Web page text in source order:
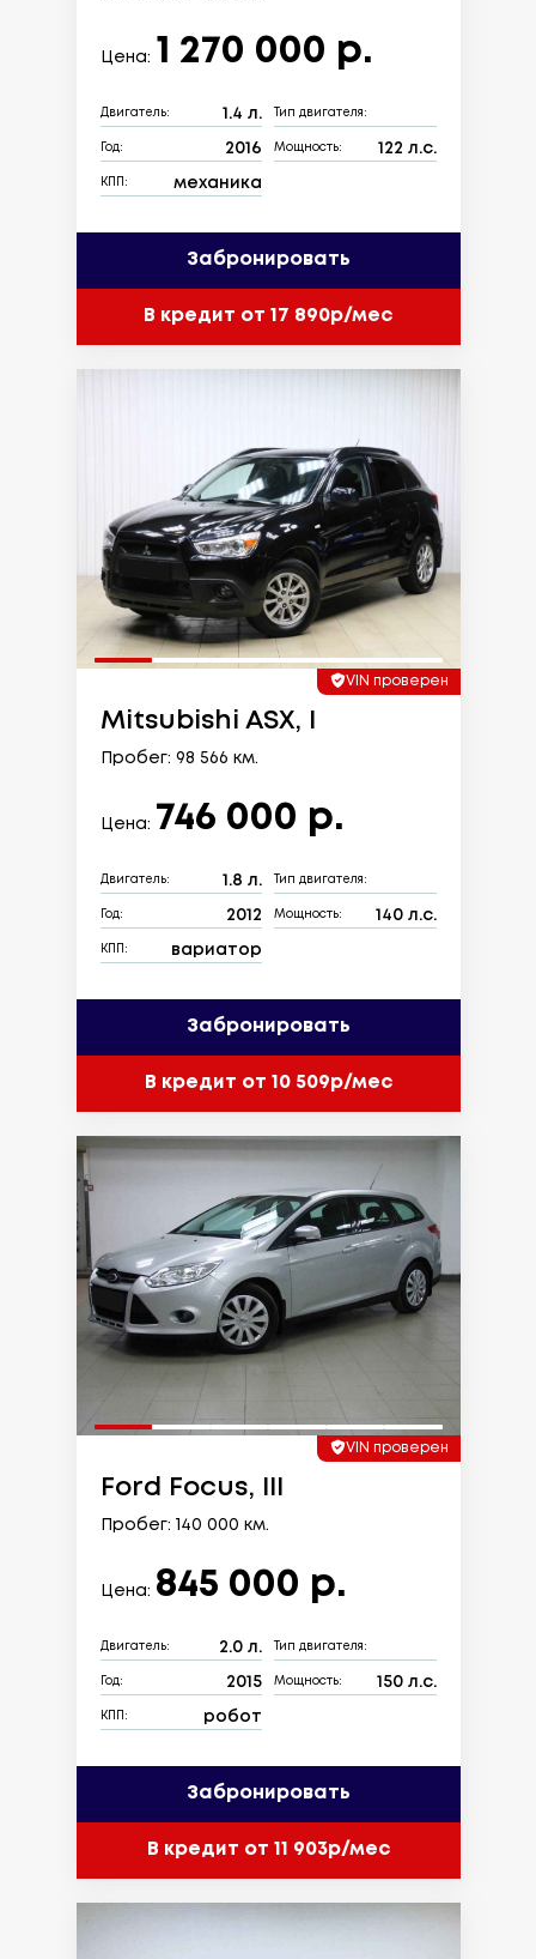
Цена: 1 270 000 р.
Двигатель: 1.4 л. Тип двигателя:
Год: 2016 Мощность: 122 л.с.
КПП: механика
Забронировать
В кредит от 17 890р/мес
VIN проверен
Mitsubishi ASX, I
Пробег: 98 566 км.
Цена: 746 000 р.
Двигатель: 1.8 л. Тип двигателя:
Год: 2012 Мощность: 140 л.с.
КПП: вариатор
Забронировать
В кредит от 10 509р/мес
VIN проверен
Ford Focus, III
Пробег: 140 000 км.
Цена: 845 000 р.
Двигатель: 2.0 л. Тип двигателя:
Год: 2015 Мощность: 150 л.с.
КПП: робот
Забронировать
В кредит от 11 903р/мес